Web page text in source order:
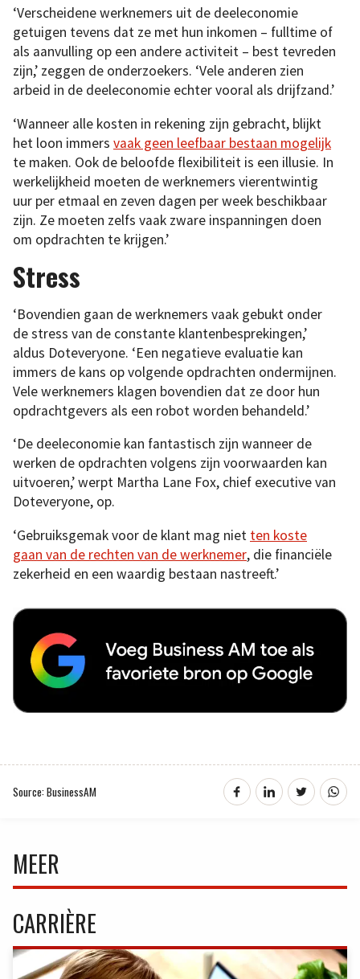
‘Verscheidene werknemers uit de deeleconomie
getuigen tevens dat ze met hun inkomen – fulltime of
als aanvulling op een andere activiteit – best tevreden
zijn,’ zeggen de onderzoekers. ‘Vele anderen zien
arbeid in de deeleconomie echter vooral als drijfzand.’
‘Wanneer alle kosten in rekening zijn gebracht, blijkt
het loon immers vaak geen leefbaar bestaan mogelijk
te maken. Ook de beloofde flexibiliteit is een illusie. In
werkelijkheid moeten de werknemers vierentwintig
uur per etmaal en zeven dagen per week beschikbaar
zijn. Ze moeten zelfs vaak zware inspanningen doen
om opdrachten te krijgen.’
Stress
‘Bovendien gaan de werknemers vaak gebukt onder
de stress van de constante klantenbesprekingen,’
aldus Doteveryone. ‘Een negatieve evaluatie kan
immers de kans op volgende opdrachten ondermijnen.
Vele werknemers klagen bovendien dat ze door hun
opdrachtgevers als een robot worden behandeld.’
‘De deeleconomie kan fantastisch zijn wanneer de
werken de opdrachten volgens zijn voorwaarden kan
uitvoeren,’ werpt Martha Lane Fox, chief executive van
Doteveryone, op.
‘Gebruiksgemak voor de klant mag niet ten koste
gaan van de rechten van de werknemer, die financiële
zekerheid en een waardig bestaan nastreeft.’
Source: BusinessAM
MEER
CARRIÈRE